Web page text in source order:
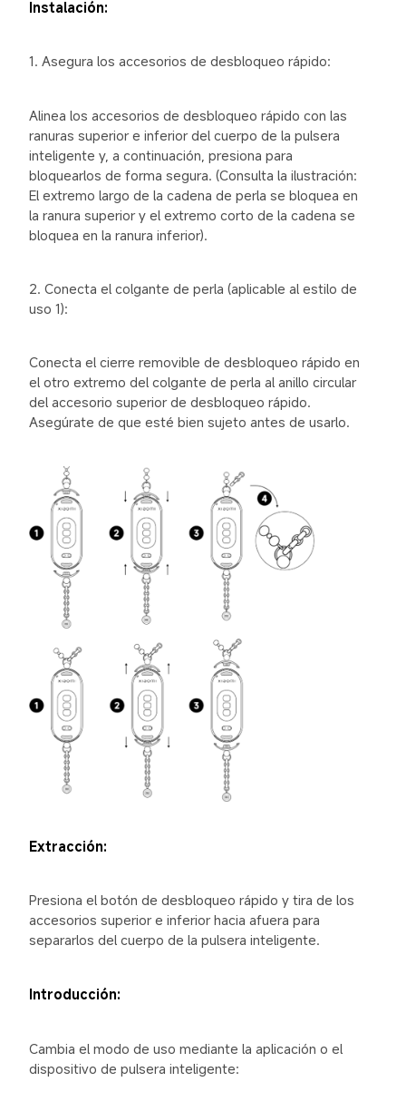
Instalación:
1. Asegura los accesorios de desbloqueo rápido:
Alinea los accesorios de desbloqueo rápido con las
ranuras superior e inferior del cuerpo de la pulsera
inteligente y, a continuación, presiona para
bloquearlos de forma segura. (Consulta la ilustración:
El extremo largo de la cadena de perla se bloquea en
la ranura superior y el extremo corto de la cadena se
bloquea en la ranura inferior).
2. Conecta el colgante de perla (aplicable al estilo de
uso 1):
Conecta el cierre removible de desbloqueo rápido en
el otro extremo del colgante de perla al anillo circular
del accesorio superior de desbloqueo rápido.
Asegúrate de que esté bien sujeto antes de usarlo.
Extracción:
Presiona el botón de desbloqueo rápido y tira de los
accesorios superior e inferior hacia afuera para
separarlos del cuerpo de la pulsera inteligente.
Introducción:
Cambia el modo de uso mediante la aplicación o el
dispositivo de pulsera inteligente: